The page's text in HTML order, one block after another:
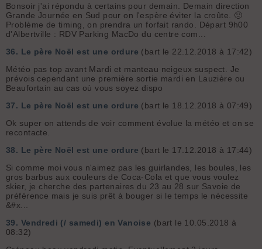
Bonsoir j'ai répondu à certains pour demain. Demain direction
Grande Journée en Sud pour on l'espère éviter la croûte. 🙁
Problème de timing, on prendra un forfait rando. Départ 9h00
d'Albertville : RDV Parking MacDo du centre com...
36. Le père Noël est une ordure (bart le 22.12.2018 à 17:42)
Météo pas top avant Mardi et manteau neigeux suspect. Je
prévois cependant une première sortie mardi en Lauzière ou
Beaufortain au cas où vous soyez dispo
37. Le père Noël est une ordure (bart le 18.12.2018 à 07:49)
Ok super on attends de voir comment évolue la météo et on se
recontacte.
38. Le père Noël est une ordure (bart le 17.12.2018 à 17:44)
Si comme moi vous n'aimez pas les guirlandes, les boules, les
gros barbus aux couleurs de Coca-Cola et que vous voulez
skier, je cherche des partenaires du 23 au 28 sur Savoie de
préférence mais je suis prêt à bouger si le temps le nécessite
&#x...
39. Vendredi (/ samedi) en Vanoise (bart le 10.05.2018 à
08:32)